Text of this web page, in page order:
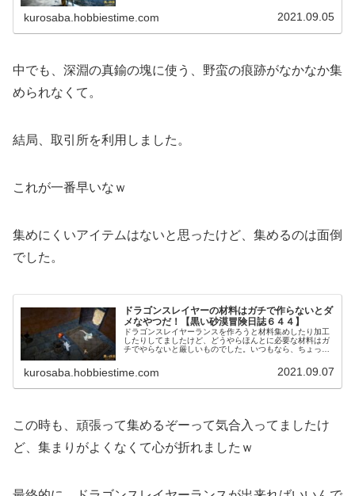
うので作り方や材料をチェックしてきました。
kurosaba.hobbiestime.com 2021.09.05
中でも、深淵の真鍮の塊に使う、野蛮の痕跡がなかなか集
められなくて。
結局、取引所を利用しました。
これが一番早いなｗ
集めにくいアイテムはないと思ったけど、集めるのは面倒
でした。
ドラゴンスレイヤーの材料はガチで作らないとダ
メなやつだ！【黒い砂漠冒険日誌６４４】
ドラゴンスレイヤーランスを作ろうと材料集めしたり加工
したりしてましたけど、どうやらほんとに必要な材料はガ
チでやらないと厳しいものでした。いつもなら、ちょっと
kurosaba.hobbiestime.com 2021.09.07
この時も、頑張って集めるぞーって気合入ってましたけ
ど、集まりがよくなくて心が折れましたｗ